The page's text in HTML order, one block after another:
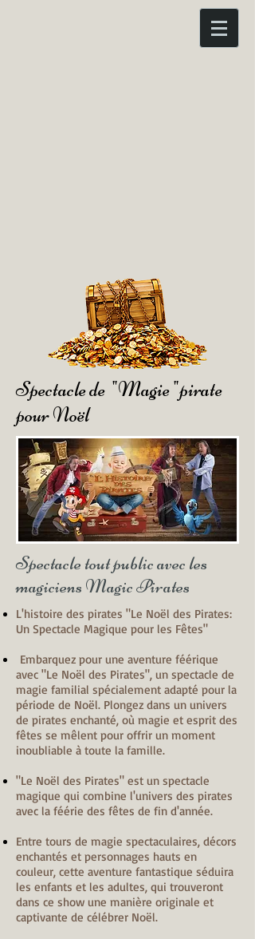
Spectacle de "Magie "pirate
pour Noël
Spectacle tout public avec les
magiciens Magic Pirates
L'histoire des pirates "Le Noël des Pirates:
Un Spectacle Magique pour les Fêtes"
Embarquez pour une aventure féérique
avec "Le Noël des Pirates", un spectacle de
magie familial spécialement adapté pour la
période de Noël. Plongez dans un univers
de pirates enchanté, où magie et esprit des
fêtes se mêlent pour offrir un moment
inoubliable à toute la famille.
"Le Noël des Pirates" est un spectacle
magique qui combine l'univers des pirates
avec la féérie des fêtes de fin d'année.
Entre tours de magie spectaculaires, décors
enchantés et personnages hauts en
couleur, cette aventure fantastique séduira
les enfants et les adultes, qui trouveront
dans ce show une manière originale et
captivante de célébrer Noël.